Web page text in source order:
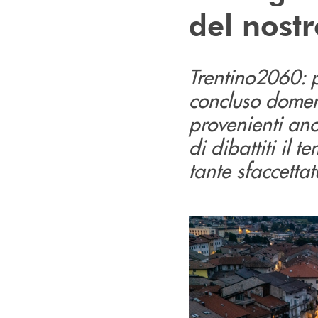
del
Trentino2060:
concluso
provenienti
di dibattiti il
tante